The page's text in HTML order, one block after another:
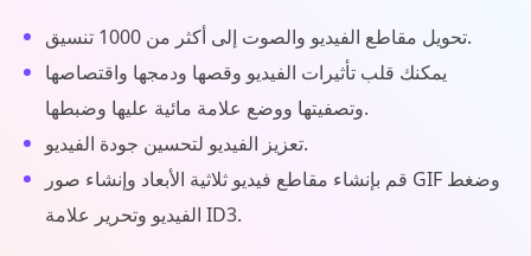
تحويل مقاطع الفيديو والصوت إلى أكثر من 1000 تنسيق.
يمكنك قلب تأثيرات الفيديو وقصها ودمجها واقتصاصها
وتصفيتها ووضع علامة مائية عليها وضبطها.
تعزيز الفيديو لتحسين جودة الفيديو.
قم بإنشاء مقاطع فيديو ثلاثية الأبعاد وإنشاء صور GIF وضغط
الفيديو وتحرير علامة ID3.